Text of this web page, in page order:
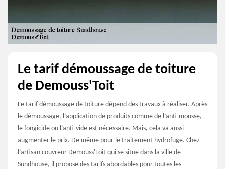
Le tarif démoussage de toiture
de Demouss'Toit
Le tarif démoussage de toiture dépend des travaux à réaliser. Après
le démoussage, l’application de produits comme de l’anti-mousse,
le fongicide ou l’anti-vide est nécessaire. Mais, cela va aussi
augmenter le prix. De même pour le traitement hydrofuge. Chez
l’artisan couvreur Demouss'Toit qui se situe dans la ville de
Sundhouse, il propose des tarifs abordables pour toutes les